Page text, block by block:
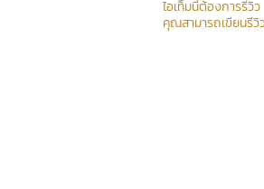
ไอเท็มนี้ต้องการรีวิว
คุณสามารถเขียนรีวิ